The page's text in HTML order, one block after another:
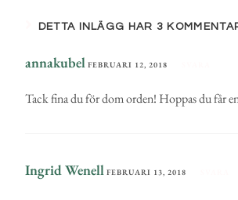
DETTA INLÄGG HAR 3
annakubel FEBRUARI 12, 2018
Tack fina du för dom orden! Hoppas du får
Ingrid Wenell FEBRUARI 13, 2018